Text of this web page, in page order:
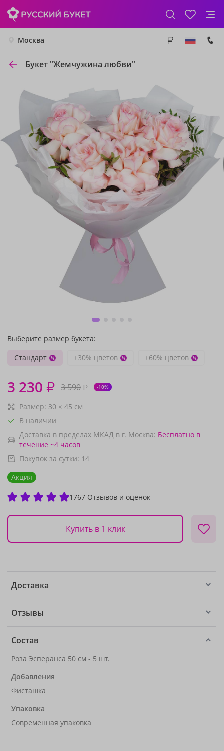
Москва
Букет "Жемчужина любви"
Выберите размер букета:
Стандарт
+30% цветов +60% цветов
3 230 ₽ 3 590₽ -10%
Размер: 30 × 45 см
В наличии
Доставка в пределах МКАД в г. Москва: Бесплатно в
течение ~4 часов
Покупок за сутки: 14
Акция
1767 Отзывов и оценок
Купить в 1 клик
Доставка
Отзывы
Состав
Роза Эсперанса 50 см - 5 шт.
Добавления
Фисташка
Упаковка
Современная упаковка